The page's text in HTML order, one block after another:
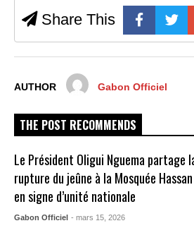
Share This
AUTHOR Gabon Officiel
THE POST RECOMMENDS
Le Président Oligui Nguema partage
rupture du jeûne à la Mosquée
en signe d’unité nationale
Gabon Officiel - mars 15, 2026